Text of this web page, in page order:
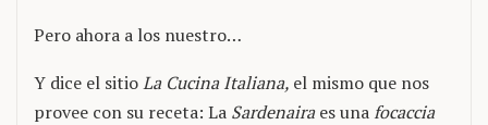
Pero ahora a los nuestro…
Y dice el sitioLa Cucina Italiana, el mismo que nos
provee con su receta: La Sardenairaes unafocaccia